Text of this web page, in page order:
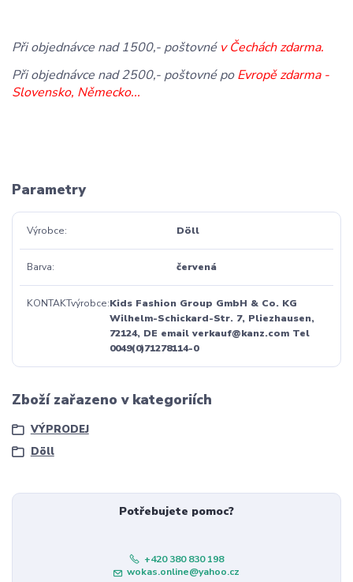
Při objednávce nad 1500,- poštovné v Čechách zdarma.
Při objednávce nad 2500,- poštovné poEvropě zdarma -
Slovensko, Německo...
Parametry
Výrobce Döll
Barva červená
KONTAKTvýrobce Kids Fashion Group GmbH & Co. KG
Wilhelm-Schickard-Str. 7, Pliezhausen,
72124, DE email verkauf@kanz.com Tel
0049(0)71278114-0
Zboží zařazeno v kategoriích
VÝPRODEJ
Döll
Potřebujete pomoc?
+420 380 830 198
wokas.online@yahoo.cz